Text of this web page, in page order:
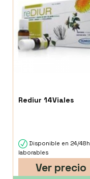
Rediur 14Viales
Disponible en 24/48h
laborables
Ver precio